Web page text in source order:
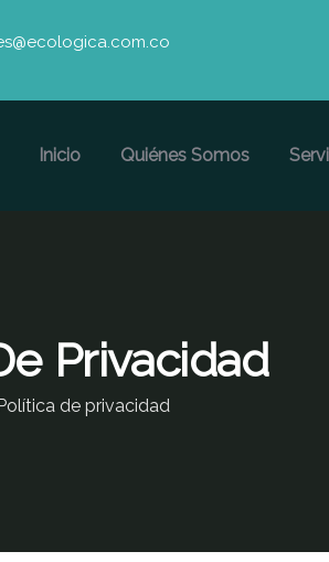
Inicio Quiénes Somos
Privacidad
de privacidad